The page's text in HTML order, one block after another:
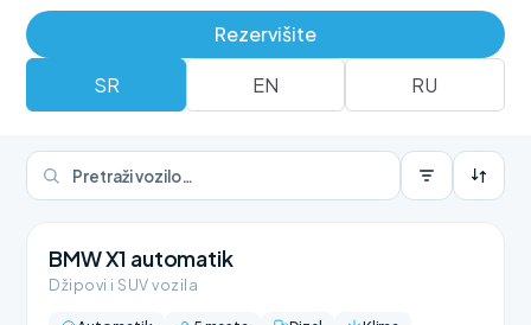
Rezervišite
SR EN RU
Rezerviši Rent a car flota
BMW X1 automatik
Džipovi i SUV vozila